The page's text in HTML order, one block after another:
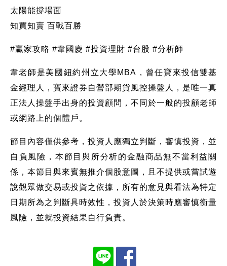
太陽能撐場面
知買知賣 百戰百勝
#贏家攻略 #韋國慶 #投資理財 #台股 #分析師
韋老師是美國紐約州立大學MBA，曾任寶來投信雙基
金經理人，寶來證券自營部期貨風控操盤人，是唯一真
正法人操盤手出身的投資顧問，不同於一般的投顧老師
或網路上的個體戶。
節目內容僅供參考，投資人應獨立判斷，審慎投資，並
自負風險，本節目與所分析的金融商品無不當利益關
係，本節目與來賓無推介個股意圖，且不提供或嘗試遊
說觀眾做交易或投資之依據，所有的意見與看法為特定
日期所為之判斷具時效性，投資人於決策時應審慎衡量
風險，並就投資結果自行負責。